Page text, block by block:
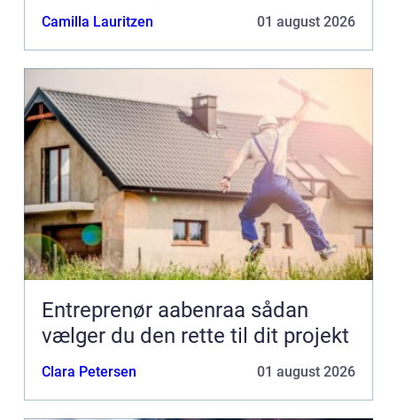
Camilla Lauritzen 01 august 2026
Entreprenør aabenraa sådan
vælger du den rette til dit projekt
Clara Petersen 01 august 2026